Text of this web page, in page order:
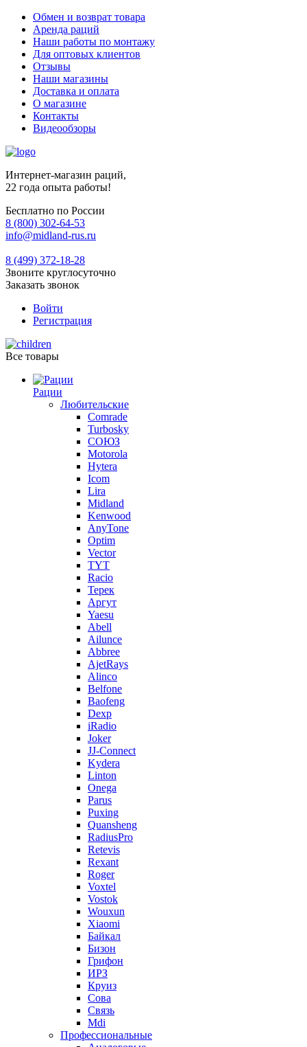
Обмен и возврат товара
Аренда раций
Наши работы по монтажу
Для оптовых клиентов
Отзывы
Наши магазины
Доставка и оплата
О магазине
Контакты
Видеообзоры
Интернет-магазин раций,
22 года опыта работы!
Бесплатно по России
8 (800) 302-64-53
info@midland-rus.ru
8 (499) 372-18-28
Звоните круглосуточно
Заказать звонок
Войти
Регистрация
Все товары
Рации
Любительские
Comrade
Turbosky
СОЮЗ
Motorola
Hytera
Icom
Lira
Midland
Kenwood
AnyTone
Optim
Vector
TYT
Racio
Терек
Аргут
Yaesu
Abell
Ailunce
Abbree
AjetRays
Alinco
Belfone
Baofeng
Dexp
iRadio
Joker
JJ-Connect
Kydera
Linton
Onega
Parus
Puxing
Quansheng
RadiusPro
Retevis
Rexant
Roger
Voxtel
Vostok
Wouxun
Xiaomi
Байкал
Бизон
Грифон
ИРЗ
Круиз
Сова
Связь
Mdi
Профессиональные